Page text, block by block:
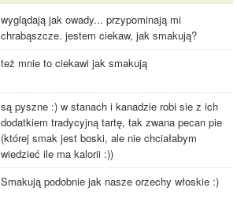
wyglądają jak owady... przypominają mi
chrabąszcze. jestem ciekaw, jak smakują?
też mnie to ciekawi jak smakują
są pyszne :) w stanach i kanadzie robi sie z ich
dodatkiem tradycyjną tartę, tak zwana pecan pie
(której smak jest boski, ale nie chciałabym
wiedzieć ile ma kalorii :))
Smakują podobnie jak nasze orzechy włoskie :)